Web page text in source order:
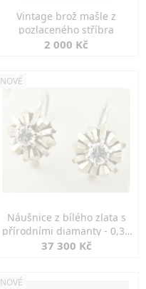
Vintage brož mašle z
pozlaceného stříbra
2 000 Kč
NOVÉ
Náušnice z bílého zlata s
přírodními diamanty - 0,30
ct
37 300 Kč
NOVÉ